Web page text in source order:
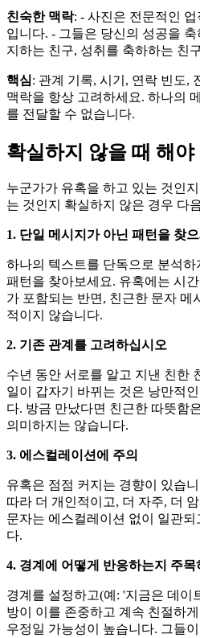
친숙한 맥락: - 사진은 전문적인
입니다. - 그들은 당신의 성공을
지하는 친구, 성취를 축하하는 친
핵심: 관계 기록, 시기, 연락 빈도,
맥락을 항상 고려하세요. 하나의
를 전달할 수 없습니다.
확실하지 않을 때 해야
누군가가 유혹을 하고 있는 것인
는 것인지 확실하지 않은 경우 다
1. 단일 메시지가 아닌 패턴을 찾
하나의 텍스트를 단독으로 분석
패턴을 찾아보세요. 유혹에는 시
가 포함되는 반면, 친근한 문자 메
적이지 않습니다.
2. 기존 관계를 고려하십시오
수년 동안 서로를 알고 지낸 친한
일이 갑자기 바뀌는 것은 낭만적
다. 방금 만났다면 친근한 따뜻함
의미하지는 않습니다.
3. 에스컬레이션에 주의
유혹은 점점 커지는 경향이 있습
따라 더 개인적이고, 더 자주, 더
문자는 에스컬레이션 없이 일관되
다.
4. 경계에 어떻게 반응하는지 주목
경계를 설정하고(예: '지금은 데이
방이 이를 존중하고 계속 친절하
우정일 가능성이 높습니다. 그들